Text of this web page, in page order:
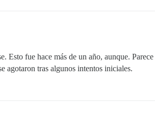
Esto fue hace más de un año, aunque. Parece
agotaron tras algunos intentos iniciales.